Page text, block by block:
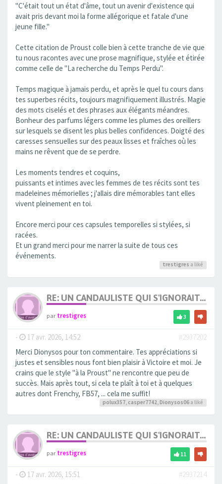
"C'était tout un état d'âme, tout un avenir d'existence qui
avait pris devant moi la forme allégorique et fatale d'une
jeune fille."
Cette citation de Proust colle bien à cette tranche de vie que
tu nous racontes avec une prose magnifique, stylée et étirée
comme celle de "La recherche du Temps Perdu".
Temps magique à jamais perdu, et après le quel tu cours dans
tes superbes récits, toujours magnifiquement illustrés. Magie
des mots ciselés et des phrases aux élégants méandres.
Bonheur des parfums légers comme les plumes des oreillers
sur lesquels se disent les plus belles confidences. Doigté des
caresses sensuelles sur des peaux lisses et fraîches où les
mains ne rêvent que de se perdre.
Les moments tendres et coquins,
puissants et intimes avec les femmes de tes récits sont tes
madeleines mémorielles ; j'allais dire mémorables tant elles
vivent pleinement en toi.
Encore merci pour ces capsules temporelles si stylées, si
racées.
Et un grand merci pour me narrer la suite de tous ces
événements.
trestigres a liké
RE: UN CANDAULISTE QUI S'IGNORAIT...
partrestigres 3
- 17 avr. 2026, 14:52
#2937202
Merci Dionysos pour ton commentaire. Tes appréciations si
justes et sensibles nous font bien plaisir à Victoire et moi. Je
crains que le style "à la Proust" ne rencontre que peu de
succès. Mais après tout, si cela te plaît à toi et à quelques
autres dont Frenchy, FB57, ... cela me suffit!
polux357, casper7742, Dionysos06 a liké
RE: UN CANDAULISTE QUI S'IGNORAIT...
partrestigres 11
- 17 avr. 2026, 15:51
#2937214